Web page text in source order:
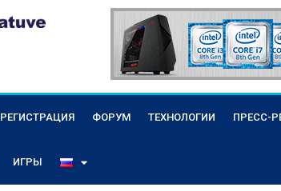
РЕГИСТРАЦИЯ ФОРУМ ТЕХНОЛОГИИ ПРЕСС-
ИГРЫ